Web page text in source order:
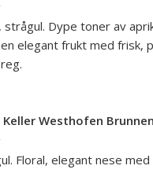
strågul. Dype toner av
elegant frukt med frisk,
Westhofen
Floral, elegant nese